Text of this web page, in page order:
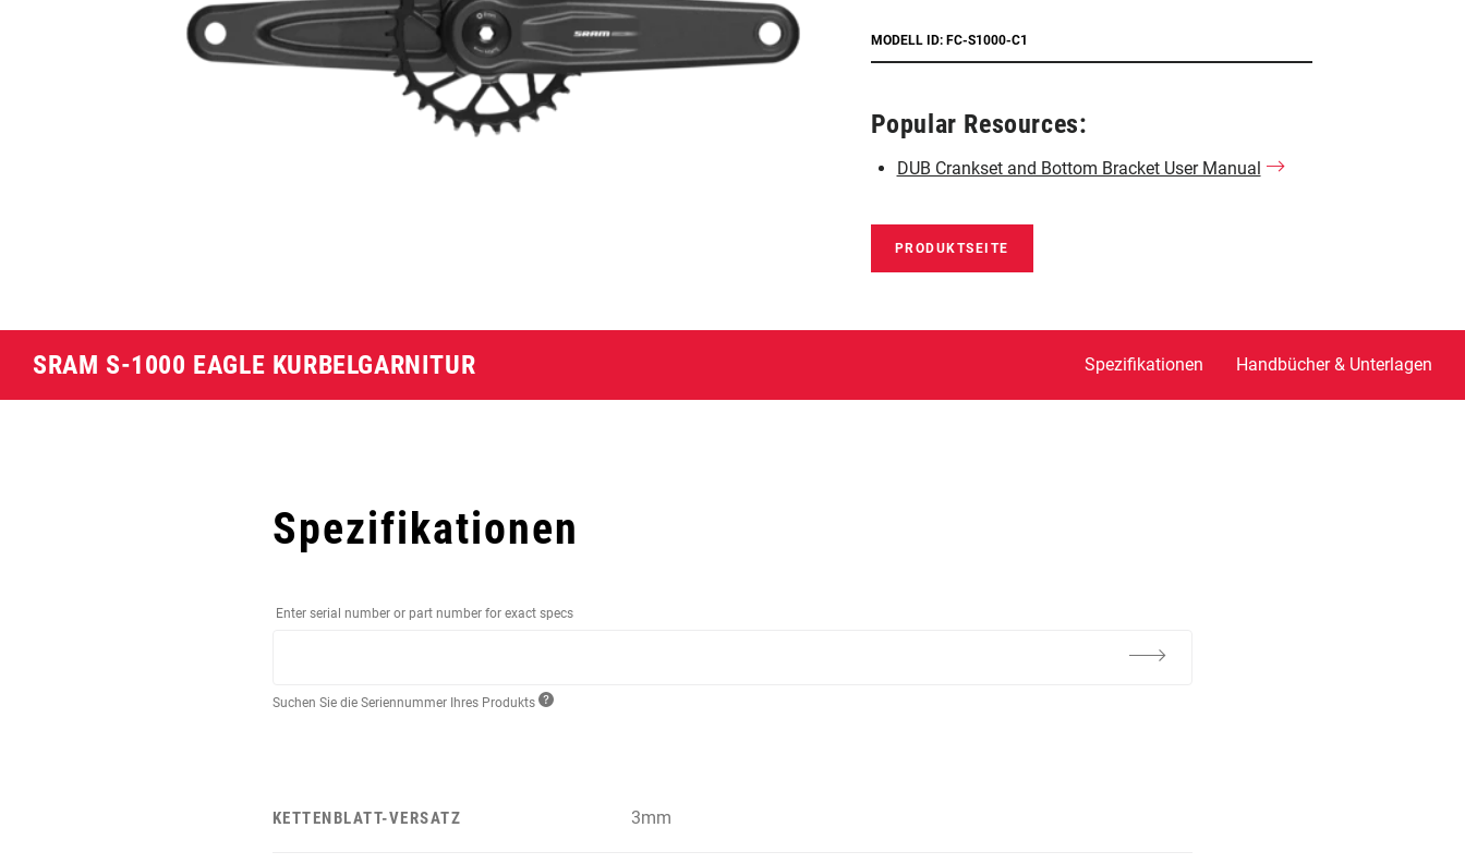
MODELL ID: FC-S1000-C1
Popular Resources:
DUB Crankset and Bottom Bracket User Manual
PRODUKTSEITE
SRAM S-1000 EAGLE KURBELGARNITUR Spezifikationen Handbücher & Unterlagen
Spezifikationen
Enter serial number or part number for exact specs
Suchen Sie die Seriennummer Ihres Produkts
KETTENBLATT-VERSATZ 3mm